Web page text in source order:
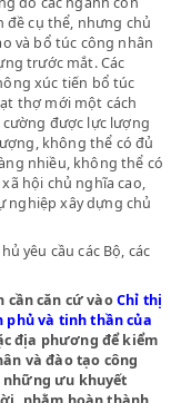
thợ theo lối kèm
Bộ chưa có đủ cơ
chỉ đạo công tác.
dự trù trước, hoặc
phí.
cũng do các ngành
vấn đề cụ thể,
tạo và bổ túc công
dựng trước mắt.
không xúc tiến bổ
loạt thợ mới một
cường được lực
lượng, không thể
càng nhiều, không
xã hội chủ nghĩa
sự nghiệp xây